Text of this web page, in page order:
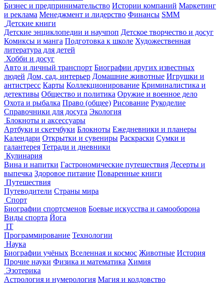
Бизнес и предпринимательство Истории компаний Маркетинг
и реклама Менеджмент и лидерство Финансы SMM
Детские книги
Детские энциклопедии и научпоп Детское творчество и досуг
Комиксы и манга Подготовка к школе Художественная
литература для детей
Хобби и досуг
Авто и личный транспорт Биографии других известных
людей Дом, сад, интерьер Домашние животные Игрушки и
антистресс Карты Коллекционирование Криминалистика и
детективы Общество и политика Оружие и военное дело
Охота и рыбалка Право (общее) Рисование Рукоделие
Справочники для досуга Экология
Блокноты и аксессуары
Артбуки и скетчбуки Блокноты Ежедневники и планеры
Календари Открытки и сувениры Раскраски Сумки и
галантерея Тетради и дневники
Кулинария
Вина и напитки Гастрономические путешествия Десерты и
выпечка Здоровое питание Поваренные книги
Путешествия
Путеводители Страны мира
Спорт
Биографии спортсменов Боевые искусства и самооборона
Виды спорта Йога
IT
Программирование Технологии
Наука
Биографии учёных Вселенная и космос Животные История
Прочие науки Физика и математика Химия
Эзотерика
Астрология и нумерология Магия и колдовство